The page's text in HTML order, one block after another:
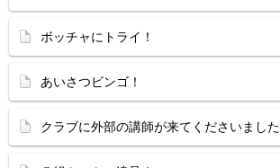
ボッチャにトライ！
あいさつビンゴ！
クラブに外部の講師が来てくださいました